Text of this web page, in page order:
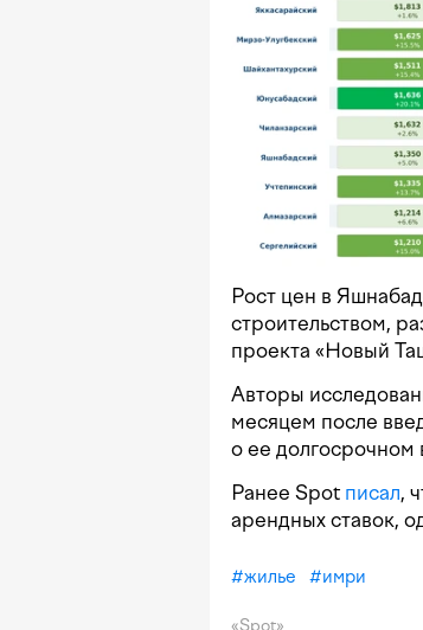
Рост цен в
строительством,
проекта «Новый
Авторы
месяцем после
о ее
Ранее Spot писал,
арендных ставок,
#жилье #имри
«Spot»